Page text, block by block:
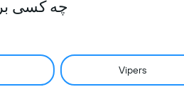
چه کسی
Vipers